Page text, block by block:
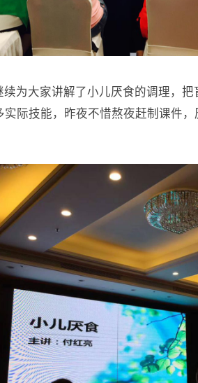
续为大家讲解了小儿厌食的调理，
际技能，昨夜不惜熬夜赶制课件